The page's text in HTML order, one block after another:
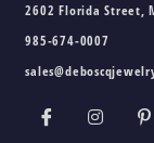
2602 Florida Street,
985-674-0007